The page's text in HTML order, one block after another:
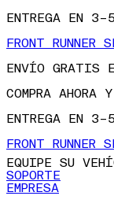
FRONT RUNNER
ENVÍO GRATIS
COMPRA AHORA
ENTREGA EN
FRONT RUNNER
EQUIPE SU
SOPORTE
EMPRESA